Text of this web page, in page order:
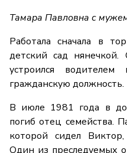
Тамара Павловна с
Работала сначала в
детский сад нянечкой.
устроился
гражданскую должность.
В июле 1981 года в
погиб отец семейства.
которой сидел
Один из преследуемых